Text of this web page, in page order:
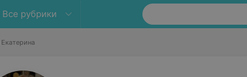
Все рубрики